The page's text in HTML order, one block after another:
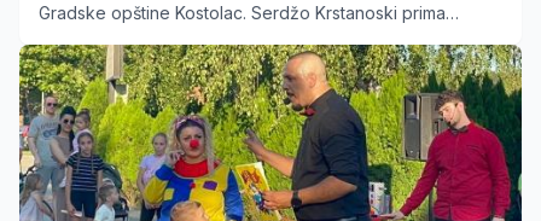
Gradske opštine Kostolac. Serdžo Krstanoski prima